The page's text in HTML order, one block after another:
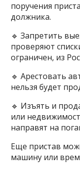
поручения
должника.
🔹 Запретить
проверяют
ограничен, из
🔹 Арестовать
нельзя будет
🔹 Изъять и
или
направят на
Еще пристав
машину или